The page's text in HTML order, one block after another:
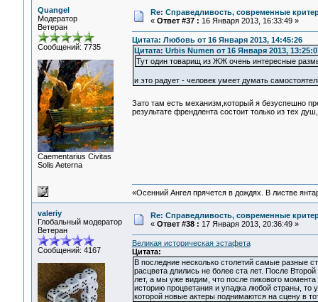
Quangel
Модератор
Ветеран
Сообщений: 7735
Сaementarius Civitas
Solis Aeterna
Re: Справедливость, современные
« Ответ #37 : 16 Января 2013, 16:33:49 »
Цитата: Любовь от 16 Января 2013, 14:45:26
Цитата: Urbis Numen от 16 Января 2013,
Тут один товарищ из ЖЖ очень интересные
и это радует - человек умеет думать
Зато там есть механизм,который я безуспешно
результате френдлента состоит только из тех
«Осенний Ангел прячется в дождях. В листве
valeriy
Глобальный модератор
Ветеран
Сообщений: 4167
Re: Справедливость, современные
« Ответ #38 : 17 Января 2013, 20:36:49 »
Великая историческая эстафета
Цитата:
В последние несколько столетий самые разные
расцвета длились не более ста лет. После
лет, а мы уже видим, что после пикового
историю процветания и упадка любой страны, то
которой новые актеры поднимаются на сцену в